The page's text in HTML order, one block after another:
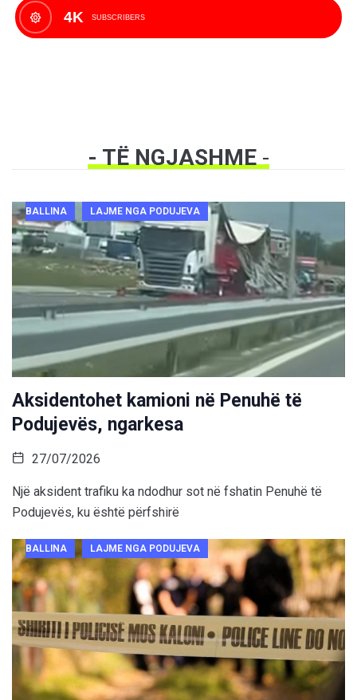
4K SUBSCRIBERS
- TË NGJASHME-
BALLINA LAJME NGA PODUJEVA
Aksidentohet kamioni në Penuhë të
Podujevës, ngarkesa
27/07/2026
Një aksident trafiku ka ndodhur sot në fshatin Penuhë të
Podujevës, ku është përfshirë
BALLINA LAJME NGA PODUJEVA